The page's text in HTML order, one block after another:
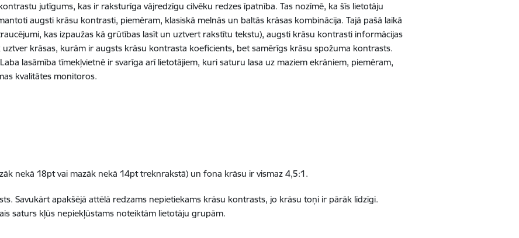
jutīgums, kas ir raksturīga vājredzīgu cilvēku redzes īpatnība. Tas nozīmē, ka šīs lietotāju
augsti krāsu kontrasti, piemēram, klasiskā melnās un baltās krāsas kombinācija. Tajā pašā laikā
kas izpaužas kā grūtības lasīt un uztvert rakstītu tekstu), augsti krāsu kontrasti informācijas
krāsas, kurām ir augsts krāsu kontrasta koeficients, bet samērīgs krāsu spožuma kontrasts.
lasāmība tīmekļvietnē ir svarīga arī lietotājiem, kuri saturu lasa uz maziem ekrāniem, piemēram,
kvalitātes monitoros.
nekā 18pt vai mazāk nekā 14pt treknrakstā) un fona krāsu ir vismaz 4,5:1.
Savukārt apakšējā attēlā redzams nepietiekams krāsu kontrasts, jo krāsu toņi ir pārāk līdzīgi.
saturs kļūs nepiekļūstams noteiktām lietotāju grupām.